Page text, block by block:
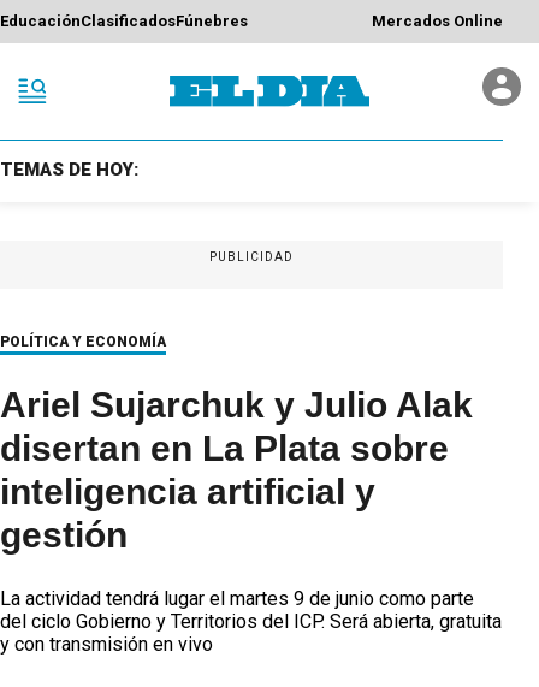
EducaciónClasificadosFúnebres Mercados Online
TEMAS DE HOY:
PUBLICIDAD
POLÍTICA Y ECONOMÍA
Ariel Sujarchuk y Julio Alak
disertan en La Plata sobre
inteligencia artificial y
gestión
La actividad tendrá lugar el martes 9 de junio como parte
del ciclo Gobierno y Territorios del ICP. Será abierta, gratuita
y con transmisión en vivo